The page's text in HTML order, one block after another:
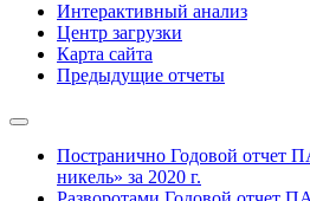
Интерактивный анализ
Центр загрузки
Карта сайта
Предыдущие отчеты
Постранично Годовой отчет
никель» за 2020 г.